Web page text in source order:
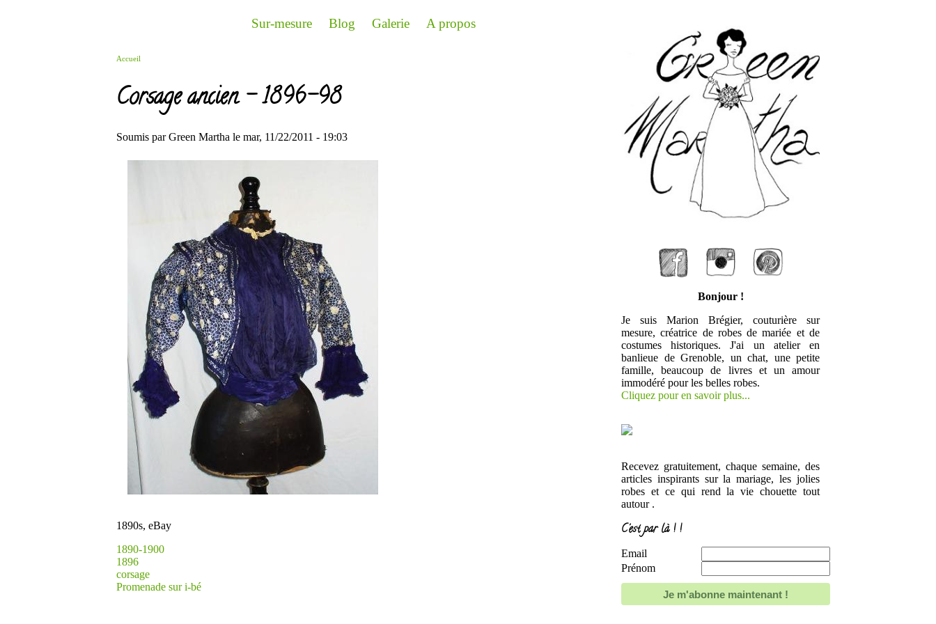
Sur-mesure Blog Galerie A propos
Accueil
Facebook Instagram Pinterest
Bonjour !
Je suis Marion Brégier, couturière sur
mesure, créatrice de robes de mariée et de
costumes historiques. J'ai un atelier en
banlieue de Grenoble, un chat, une petite
famille, beaucoup de livres et un amour
immodéré pour les belles robes.
Cliquez pour en savoir plus...
Recevez gratuitement, chaque semaine, des
articles inspirants sur la mariage, les jolies
robes et ce qui rend la vie chouette tout
autour .
C'est par là ! !
Email
Prénom
Corsage ancien - 1896-98
Soumis parGreen Martha le mar, 11/22/2011 - 19:03
1890s, eBay
1890-1900
1896
corsage
Promenade sur i-bé